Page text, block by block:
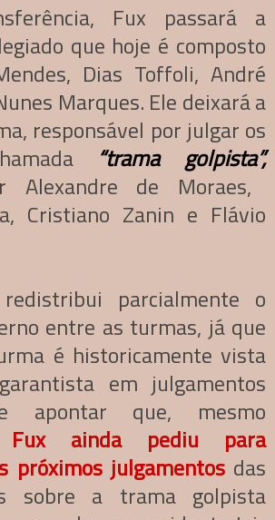
Fux passará a
que hoje é composto
Dias Toffoli, André
Marques. Ele deixará a
responsável por julgar os
“trama golpista”,
Alexandre de Moraes,
Cristiano Zanin e Flávio
parcialmente o
entre as turmas, já que
é historicamente vista
em julgamentos
apontar que, mesmo
Fux ainda pediu para
próximos julgamentos das
sobre a trama golpista